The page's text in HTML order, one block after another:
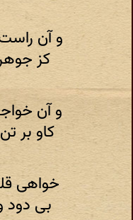
و آن
کز
و آن
کاو بر
خواهی
بی دود